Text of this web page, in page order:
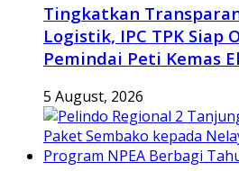
Tingkatkan
Logistik, IPC TPK Siap
Pemindai Peti Kemas
5 August, 2026